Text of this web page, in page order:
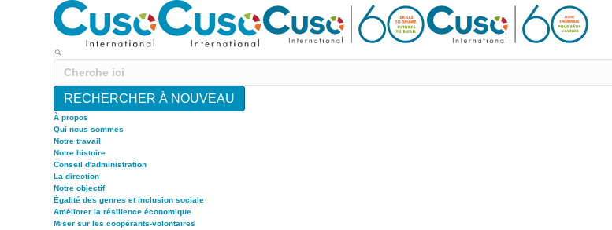
RECHERCHER À NOUVEAU
À propos
Qui nous sommes
Notre travail
Notre histoire
Conseil d'administration
La direction
Notre objectif
Égalité des genres et inclusion sociale
Améliorer la résilience économique
Miser sur les coopérants-volontaires